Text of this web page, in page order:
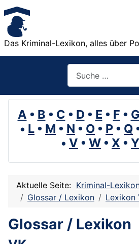
Das Kriminal-Lexikon, alles über
A • B • C • D • E • F • G
• L • M • N • O • P • Q
• V • W • X • Y
Aktuelle Seite: Kriminal-
Glossar / Lexikon
Lexikon
Glossar / Lexikon